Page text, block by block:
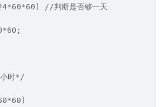
//判断是否够一天
时*/